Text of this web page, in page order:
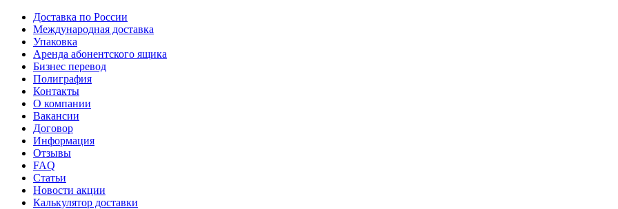
Доставка по России
Международная доставка
Упаковка
Аренда абонентского ящика
Бизнес перевод
Полиграфия
Контакты
О компании
Вакансии
Договор
Информация
Отзывы
FAQ
Статьи
Новости акции
Калькулятор доставки